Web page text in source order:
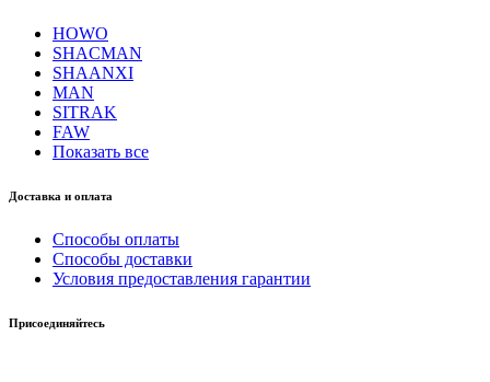
HOWO
SHACMAN
SHAANXI
MAN
SITRAK
FAW
Показать все
Доставка и оплата
Способы оплаты
Способы доставки
Условия предоставления гарантии
Присоединяйтесь